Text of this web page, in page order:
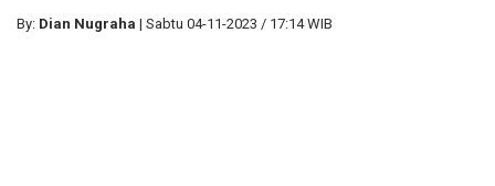
By: Dian Nugraha | Sabtu 04-11-2023 / 17:14 WIB